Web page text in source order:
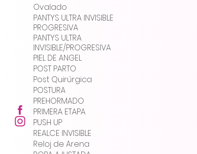
Ovalado
PANTYS ULTRA INVISIBLE
PROGRESIVA
PANTYS ULTRA
INVISIBLE/PROGRESIVA
PIEL DE ANGEL
POST PARTO
Post Quirúrgica
POSTURA
PREHORMADO
PRIMERA ETAPA
PUSH UP
REALCE INVISIBLE
Reloj de Arena